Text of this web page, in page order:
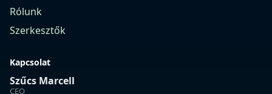
Rólunk
Szerkesztők
Kapcsolat
Szűcs Marcell
CEO